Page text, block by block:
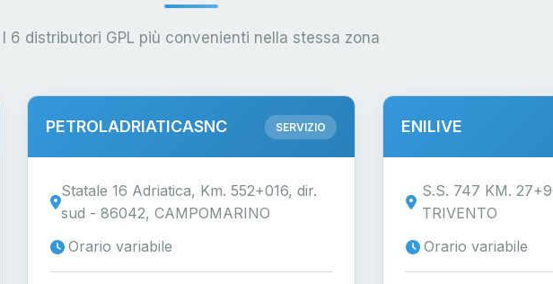
I 6 distributori GPL più convenienti nella stessa zona
PETROLADRIATICASNC SERVIZIO
Statale 16 Adriatica, Km. 552+016, dir.
sud - 86042, CAMPOMARINO
Orario variabile
ENILIVE
S.S. 747 KM.
TRIVENTO
Orario variabile